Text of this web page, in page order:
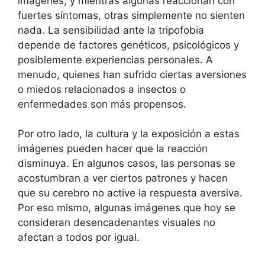
fuertes síntomas, otras simplemente no sienten
nada. La sensibilidad ante la tripofobia
depende de factores genéticos, psicológicos y
posiblemente experiencias personales. A
menudo, quienes han sufrido ciertas aversiones
o miedos relacionados a insectos o
enfermedades son más propensos.
Por otro lado, la cultura y la exposición a estas
imágenes pueden hacer que la reacción
disminuya. En algunos casos, las personas se
acostumbran a ver ciertos patrones y hacen
que su cerebro no active la respuesta aversiva.
Por eso mismo, algunas imágenes que hoy se
consideran desencadenantes visuales no
afectan a todos por igual.